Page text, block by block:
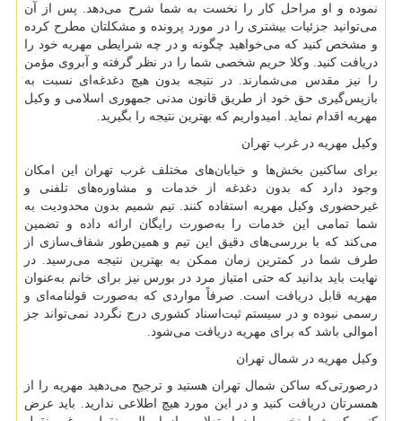
نموده و او مراحل کار را نخست به شما شرح می‌دهد. پس از آن
می‌توانید جزئیات بیشتری را در مورد پرونده و مشکلتان مطرح کرده
و مشخص کنید که می‌خواهید چگونه و در چه شرایطی مهریه خود را
دریافت کنید. وکلا حریم شخصی شما را در نظر گرفته و آبروی مؤمن
را نیز مقدس می‌شمارند. در نتیجه بدون هیچ دغدغه‌ای نسبت به
بازپس‌گیری حق خود از طریق قانون مدنی جمهوری اسلامی و وکیل
مهریه اقدام نماید. امیدواریم که بهترین نتیجه را بگیرید.
وکیل مهریه در غرب تهران
برای ساکنین بخش‌ها و خیابان‌های مختلف غرب تهران این امکان
وجود دارد که بدون دغدغه از خدمات و مشاوره‌های تلفنی و
غیرحضوری وکیل مهریه استفاده کنند. تیم شمیم بدون محدودیت به
شما تمامی این خدمات را به‌صورت رایگان ارائه داده و تضمین
می‌کند که با بررسی‌های دقیق این تیم و همین‌طور شفاف‌سازی از
طرف شما در کمترین زمان ممکن به بهترین نتیجه می‌رسید. در
نهایت باید بدانید که حتی امتیاز مرد در بورس نیز برای خانم به‌عنوان
مهریه قابل دریافت است. صرفاً مواردی که به‌صورت قولنامه‌ای و
رسمی نبوده و در سیستم ثبت‌اسناد کشوری درج نگردد نمی‌تواند جز
اموالی باشد که برای مهریه دریافت می‌شود.
وکیل مهریه در شمال تهران
درصورتی‌که ساکن شمال تهران هستید و ترجیح می‌دهید مهریه را از
همسرتان دریافت کنید و در این مورد هیچ اطلاعی ندارید. باید عرض